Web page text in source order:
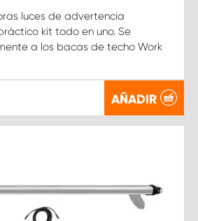
luces de advertencia
kit todo en uno. Se
a los bacas de techo Work
AÑADIR